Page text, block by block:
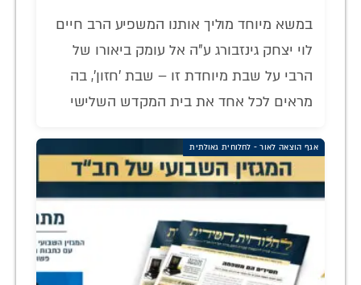
במשא מיוחד מוליך אותנו המשפיע הרב חיים
לוי יצחק גינזבורג ע"ה אל עומק ביאורו של
הרבי על שבת מיוחדת זו – שבת 'חזון', בה
מראים לכל אחד את בית המקדש השלישי
אגף הוצאה לאור - לחלוחית גאולתית